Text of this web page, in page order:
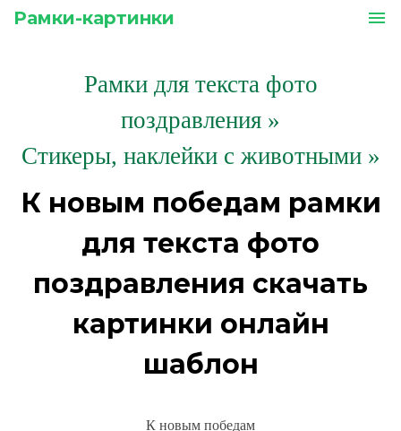
Рамки-картинки menu
Рамки для текста фото
поздравления »
Стикеры, наклейки с животными »
К новым победам рамки
для текста фото
поздравления скачать
картинки онлайн
шаблон
К новым победам